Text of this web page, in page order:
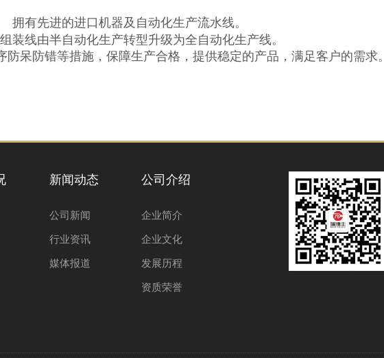
拥有先进的进口机器及自动化生产流水线。
装线由半自动化生产转型升级为全自动化生产线。
防呆防错等措施，保障生产合格，提供稳定的产品，满足客户的需求。
新闻动态
公司新闻
行业资讯
媒体报道
公司介绍
企业简介
企业文化
发展历程
资质荣誉